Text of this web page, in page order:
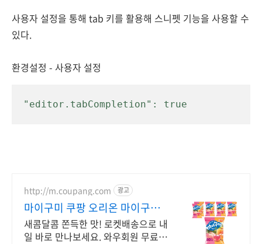
사용자 설정을 통해 tab 키를 활용해 스니펫 기능을 사용할 수
있다.
환경설정 - 사용자 설정
"editor.tabCompletion": true
http://m.coupang.com 광고
마이구미 쿠팡 오리온 마이구미
선택
새콤달콤 쫀득한 맛! 로켓배송으로 내
일 바로 만나보세요. 와우회원 무료배